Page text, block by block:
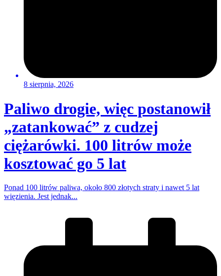
8 sierpnia, 2026
Paliwo drogie, więc postanowił
„zatankować” z cudzej
ciężarówki. 100 litrów może
kosztować go 5 lat
Ponad 100 litrów paliwa, około 800 złotych straty i nawet 5 lat
więzienia. Jest jednak...